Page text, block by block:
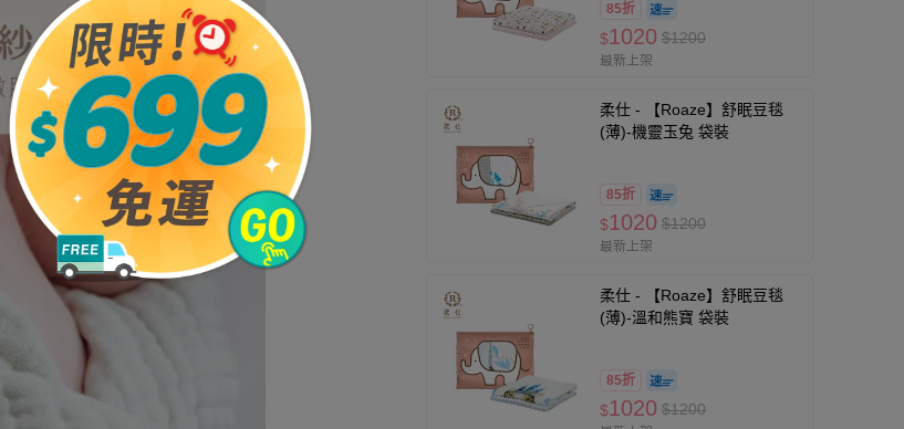
85折
$1020 $1200
最新上架
柔仕 - 【Roaze】舒眠豆毯
(薄)-機靈玉兔 袋裝
85折
$1020 $1200
最新上架
柔仕 - 【Roaze】舒眠豆毯
(薄)-溫和熊寶 袋裝
85折
$1020 $1200